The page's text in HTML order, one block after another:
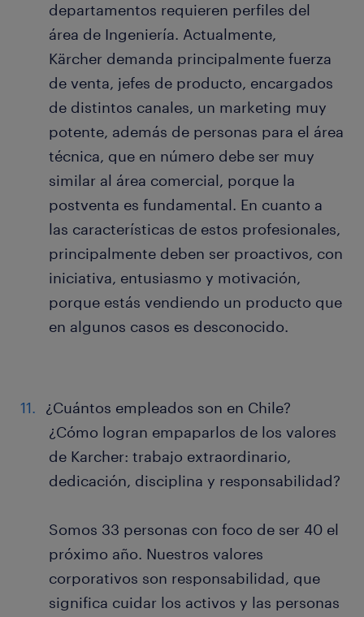
departamentos requieren perfiles del
área de Ingeniería. Actualmente,
Kärcher demanda principalmente fuerza
de venta, jefes de producto, encargados
de distintos canales, un marketing muy
potente, además de personas para el área
técnica, que en número debe ser muy
similar al área comercial, porque la
postventa es fundamental. En cuanto a
las características de estos profesionales,
principalmente deben ser proactivos, con
iniciativa, entusiasmo y motivación,
porque estás vendiendo un producto que
en algunos casos es desconocido.
¿Cuántos empleados son en Chile?
¿Cómo logran empaparlos de los valores
de Karcher: trabajo extraordinario,
dedicación, disciplina y responsabilidad?
Somos 33 personas con foco de ser 40 el
próximo año. Nuestros valores
corporativos son responsabilidad, que
significa cuidar los activos y las personas